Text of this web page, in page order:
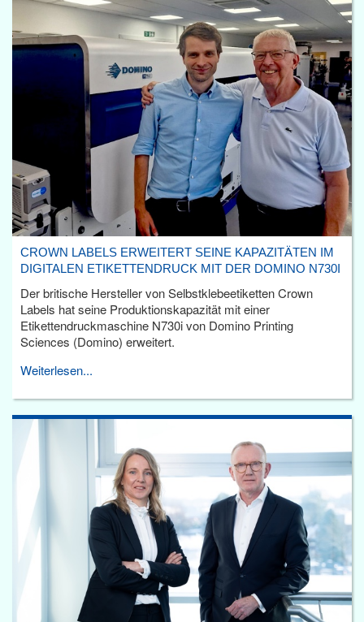
CROWN LABELS ERWEITERT SEINE KAPAZITÄTEN IM
DIGITALEN ETIKETTENDRUCK MIT DER DOMINO N730I
Der britische Hersteller von Selbstklebeetiketten Crown
Labels hat seine Produktionskapazität mit einer
Etikettendruckmaschine N730i von Domino Printing
Sciences (Domino) erweitert.
Weiterlesen...